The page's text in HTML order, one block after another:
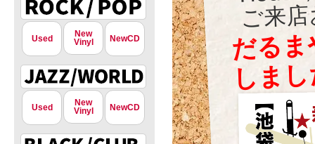
Used
New
Vinyl
NewCD
Used
New
Vinyl
NewCD
ご来
だる
しま